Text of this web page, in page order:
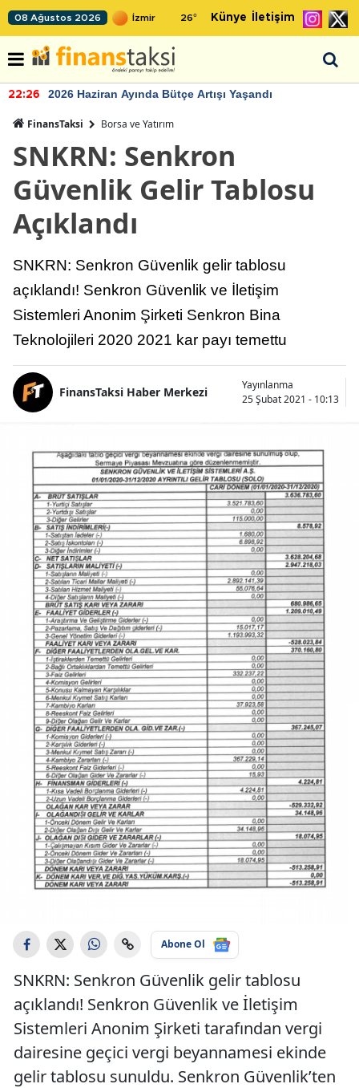
08 Ağustos 2026 26° Künye İletişim
22:26 2026 Haziran Ayında Bütçe Artışı Yaşandı
FinansTaksi Borsa ve Yatırım
SNKRN: Senkron
Güvenlik Gelir Tablosu
Açıklandı
SNKRN: Senkron Güvenlik gelir tablosu
açıklandı! Senkron Güvenlik ve İletişim
Sistemleri Anonim Şirketi Senkron Bina
Teknolojileri 2020 2021 kar payı temettu
FinansTaksi Haber Merkezi
Yayınlanma
25 Şubat 2021 - 10:13
Abone Ol
SNKRN: Senkron Güvenlik gelir tablosu
açıklandı! Senkron Güvenlik ve İletişim
Sistemleri Anonim Şirketi tarafından vergi
dairesine geçici vergi beyannamesi ekinde
gelir tablosu sunuldu. Senkron Güvenlik’ten